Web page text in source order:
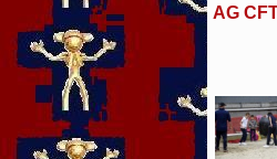
AG